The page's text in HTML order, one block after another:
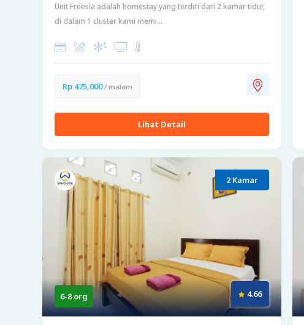
Unit Freesia adalah homestay yang terdiri dari 2 kamar tidur,
di dalam 1 cluster kami memi...
Rp 475,000/ malam
Lihat Detail
2 Kamar
6-8 org 4.66